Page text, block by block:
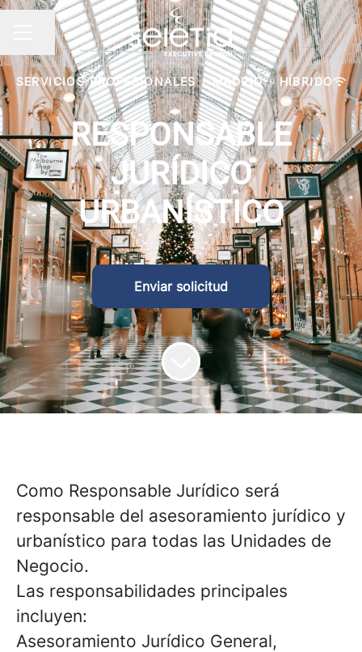
Menú de empleo
Compartir página
SERVICIOS PROFESIONALES · MADRID · HÍBRIDO
RESPONSABLE
JURÍDICO
URBANÍSTICO
Enviar solicitud
Como Responsable Jurídico será
responsable del asesoramiento jurídico y
urbanístico para todas las Unidades de
Negocio.
Las responsabilidades principales
incluyen:
Asesoramiento Jurídico General,